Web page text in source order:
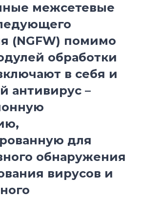
межсетевые
(NGFW) помимо
обработки
в себя и
антивирус –
для
обнаружения
вирусов и